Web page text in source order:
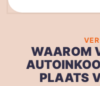
WAAROM
PLAATS